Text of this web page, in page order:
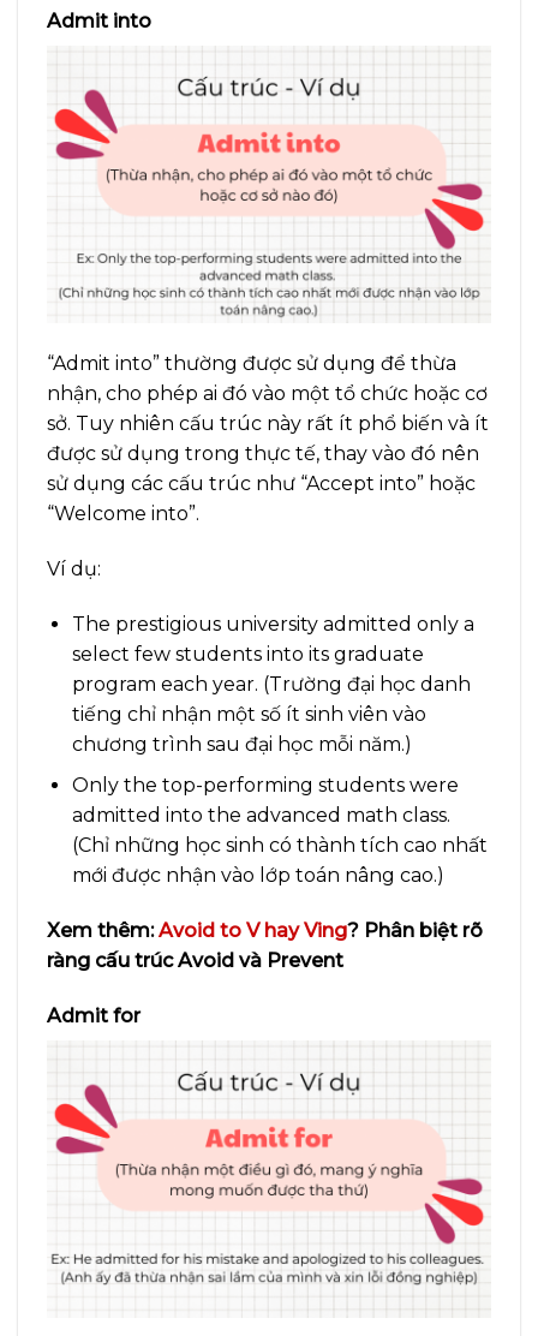
Admit into
“Admit into” thường được sử dụng để thừa
nhận, cho phép ai đó vào một tổ chức hoặc cơ
sở. Tuy nhiên cấu trúc này rất ít phổ biến và ít
được sử dụng trong thực tế, thay vào đó nên
sử dụng các cấu trúc như “Accept into” hoặc
“Welcome into”.
Ví dụ:
The prestigious university admitted only a
select few students into its graduate
program each year. (Trường đại học danh
tiếng chỉ nhận một số ít sinh viên vào
chương trình sau đại học mỗi năm.)
Only the top-performing students were
admitted into the advanced math class.
(Chỉ những học sinh có thành tích cao nhất
mới được nhận vào lớp toán nâng cao.)
Xem thêm:Avoid to V hay Ving? Phân biệt rõ
ràng cấu trúc Avoid và Prevent
Admit for